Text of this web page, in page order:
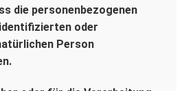
die personenbezogenen
oder
Person